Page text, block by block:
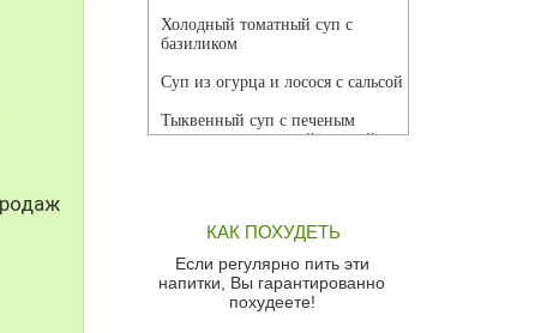
Холодный томатный суп с
базиликом
Суп из огурца и лосося с сальсой
Тыквенный суп с печеным
чесноком и томатной сальсой
красного перца
Парижский луковый суп
Суп из спаржи и горошка с
КАК ПОХУДЕТЬ
Если регулярно пить эти
напитки, Вы гарантированно
похудеете!